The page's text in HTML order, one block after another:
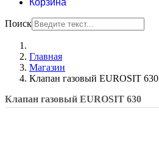
Корзина
Поиск
Главная
Магазин
Клапан газовый EUROSIT 630
Клапан газовый EUROSIT 630